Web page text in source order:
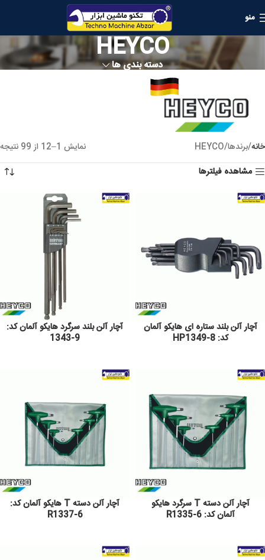
منو
HEYCO
دسته بندی ها
خانه برندها HEYCO
نمایش 1–12 از 99 نتیجه
مشاهده فیلترها
آچار آلن بلند ستاره ای هایکو آلمان
کد: HP1349-8
آچار آلن بلند سرگرد هایکو آلمان کد:
9-1343
آچار آلن دسته T سرگرد هایکو
آلمان کد: R1335-6
آچار آلن دسته T هایکو آلمان کد:
R1337-6